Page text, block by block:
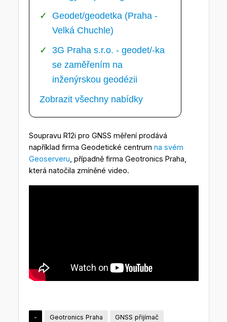
Geodet/geodetka (Praha -
Velká Chuchle)
3G Praha s.r.o. - geodet/-ka
se zaměřením na
inženýrskou geodézii
Zobrazit všechny nabídky
Soupravu R12i pro GNSS měření prodává
například firma Geodetické centrum na svém
Geoserveru , případně firma Geotronics Praha,
která natočila zmíněné video.
- Geotronics Praha GNSS přijímač